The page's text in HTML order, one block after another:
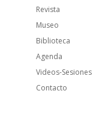
Revista
Museo
Biblioteca
Agenda
Videos-Sesiones
Contacto